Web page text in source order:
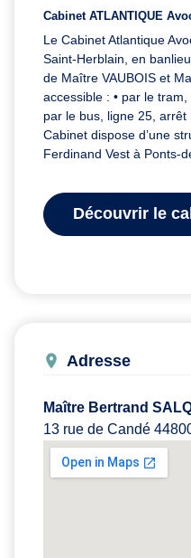
Cabinet ATLANTIQUE
Le Cabinet Atlantique
Saint-Herblain, en
de Maître VAUBOIS et
accessible : • par le
par le bus, ligne 25,
Cabinet dispose d’une
Ferdinand Vest à Ponts-
Découvrir le
Adresse
Maître Bertrand
13 rue de Candé